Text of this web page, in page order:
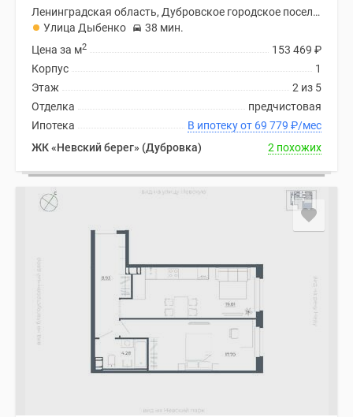
Ленинградская область, Дубровское городское поселение
Улица Дыбенко
38 мин.
153 469 ₽
Цена за м2
1
Корпус
2 из 5
Этаж
предчистовая
Отделка
В ипотеку от 69 779 ₽/мес
Ипотека
ЖК «Невский берег» (Дубровка)
2 похожих